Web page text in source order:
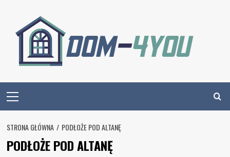
content
Menu
STRONA GŁÓWNA PODŁOŻE POD ALTANĘ
PODŁOŻE POD ALTANĘ